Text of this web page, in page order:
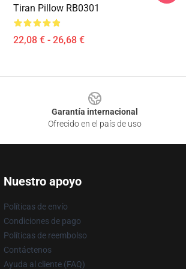
Tiran Pillow RB0301
22,08 € - 26,68 €
Garantía internacional
Ofrecido en el país de uso
Nuestro apoyo
Políticas de envío
Condiciones de pago
Políticas de reembolso
Contáctenos
Ayuda al cliente (FAQ)